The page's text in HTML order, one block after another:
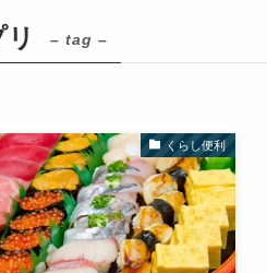
– tag –
くらし便利